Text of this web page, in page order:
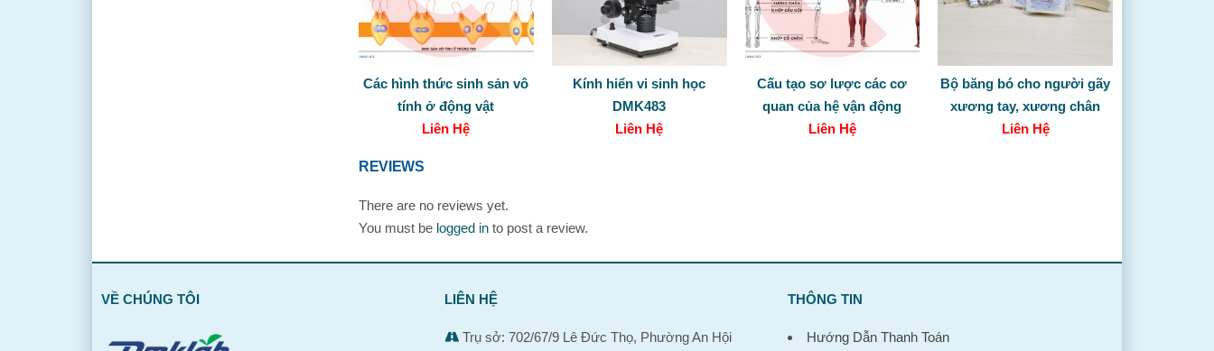
Các hình thức sinh sản vô
tính ở động vật
Liên Hệ
Kính hiển vi sinh học
DMK483
Liên Hệ
Cấu tạo sơ lược các cơ
quan của hệ vận động
Liên Hệ
Bộ băng bó cho người gãy
xương tay, xương chân
Liên Hệ
REVIEWS
There are no reviews yet.
You must be logged in to post a review.
VỀ CHÚNG TÔI LIÊN HỆ
Trụ sở: 702/67/9 Lê Đức Thọ, Phường An Hội
THÔNG TIN
Hướng Dẫn Thanh Toán